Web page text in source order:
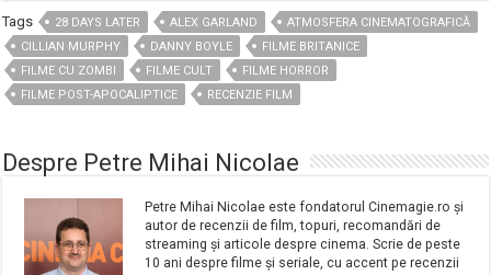
Tags 28 DAYS LATER ALEX GARLAND
ATMOSFERA CINEMATOGRAFICĂ
CILLIAN MURPHY
DANNY BOYLE
FILME BRITANICE
FILME CU ZOMBI
FILME CULT
FILME HORROR
FILME POST-APOCALIPTICE
RECENZIE FILM
Despre Petre Mihai Nicolae
Petre Mihai Nicolae este fondatorul Cinemagie.ro și
autor de recenzii de film, topuri, recomandări de
streaming și articole despre cinema. Scrie de peste
10 ani despre filme și seriale, cu accent pe recenzii